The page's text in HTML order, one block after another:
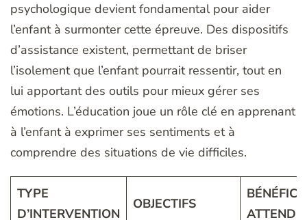
psychologique devient fondamental pour aider
l’enfant à surmonter cette épreuve. Des dispositifs
d’assistance existent, permettant de briser
l’isolement que l’enfant pourrait ressentir, tout en
lui apportant des outils pour mieux gérer ses
émotions. L’éducation joue un rôle clé en apprenant
à l’enfant à exprimer ses sentiments et à
comprendre des situations de vie difficiles.
TYPE
D’INTERVENTION
OBJECTIFS